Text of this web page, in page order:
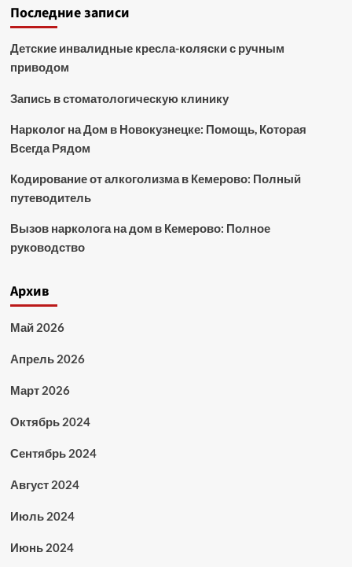
Последние записи
Детские инвалидные кресла-коляски с ручным
приводом
Запись в стоматологическую клинику
Нарколог на Дом в Новокузнецке: Помощь, Которая
Всегда Рядом
Кодирование от алкоголизма в Кемерово: Полный
путеводитель
Вызов нарколога на дом в Кемерово: Полное
руководство
Архив
Май 2026
Апрель 2026
Март 2026
Октябрь 2024
Сентябрь 2024
Август 2024
Июль 2024
Июнь 2024